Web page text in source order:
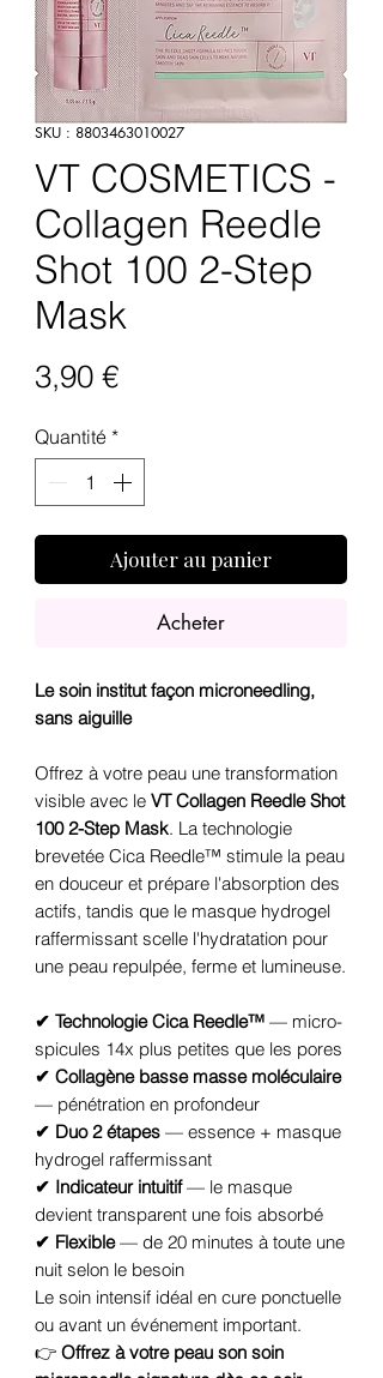
SKU : 8803463010027
VT COSMETICS -
Collagen Reedle
Shot 100 2-Step
Mask
3,90 €Prix
Quantité *
Ajouter au panier
Acheter
Le soin institut façon microneedling,
sans aiguille
Offrez à votre peau une transformation
visible avec le VT Collagen Reedle Shot
100 2-Step Mask. La technologie
brevetée Cica Reedle™ stimule la peau
en douceur et prépare l'absorption des
actifs, tandis que le masque hydrogel
raffermissant scelle l'hydratation pour
une peau repulpée, ferme et lumineuse.
✔ Technologie Cica Reedle™ — micro-
spicules 14x plus petites que les pores
✔ Collagène basse masse moléculaire
— pénétration en profondeur
✔ Duo 2 étapes — essence + masque
hydrogel raffermissant
✔ Indicateur intuitif— le masque
devient transparent une fois absorbé
✔ Flexible— de 20 minutes à toute une
nuit selon le besoin
Le soin intensif idéal en cure ponctuelle
ou avant un événement important.
👉 Offrez à votre peau son soin